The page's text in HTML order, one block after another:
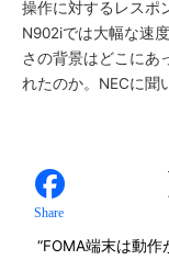
操作に対するレスポ
N902iでは大幅な速
さの背景はどこにあ
れたのか。NECに聞
Share
“FOMA端末は動作